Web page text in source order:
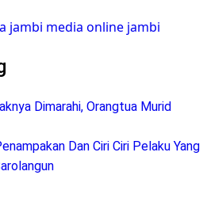
jambi media online jambi
Dimarahi, Orangtua Murid
Dan Ciri Ciri Pelaku Yang